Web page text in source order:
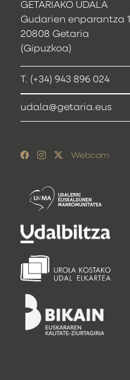
GETARIAKO UDALA
Gudarien enparantza 1
20808 Getaria
(Gipuzkoa)
T. (+34) 943 896 024
udala@getaria.eus
Webcam